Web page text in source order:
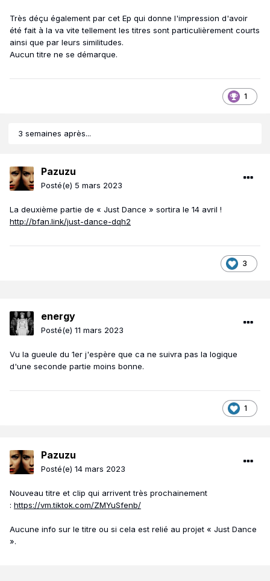
Très déçu également par cet Ep qui donne l'impression d'avoir
été fait à la va vite tellement les titres sont particulièrement courts
ainsi que par leurs similitudes.
Aucun titre ne se démarque.
1
3 semaines après...
Pazuzu
Posté(e) 5 mars 2023
La deuxième partie de « Just Dance » sortira le 14 avril !
http://bfan.link/just-dance-dqh2
3
energy
Posté(e) 11 mars 2023
Vu la gueule du 1er j'espère que ca ne suivra pas la logique
d'une seconde partie moins bonne.
1
Pazuzu
Posté(e) 14 mars 2023
Nouveau titre et clip qui arrivent très prochainement
: https://vm.tiktok.com/ZMYuSfenb/
Aucune info sur le titre ou si cela est relié au projet « Just Dance
».